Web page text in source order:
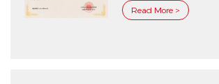
Read More >